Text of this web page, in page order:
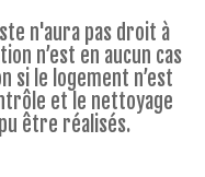
n'aura pas droit à
n’est en aucun cas
si le logement n’est
et le nettoyage
être réalisés.